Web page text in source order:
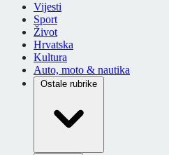
Vijesti
Sport
Život
Hrvatska
Kultura
Auto, moto & nautika
Ostale rubrike